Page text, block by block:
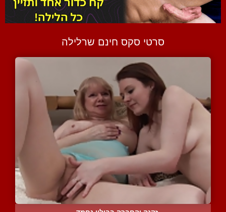
סרטי סקס חינם שרלילה